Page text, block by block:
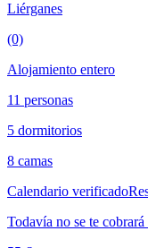
Liérganes
(0)
Alojamiento entero
11 personas
5 dormitorios
8 camas
Calendario verificado
Todavía no se te cobrará